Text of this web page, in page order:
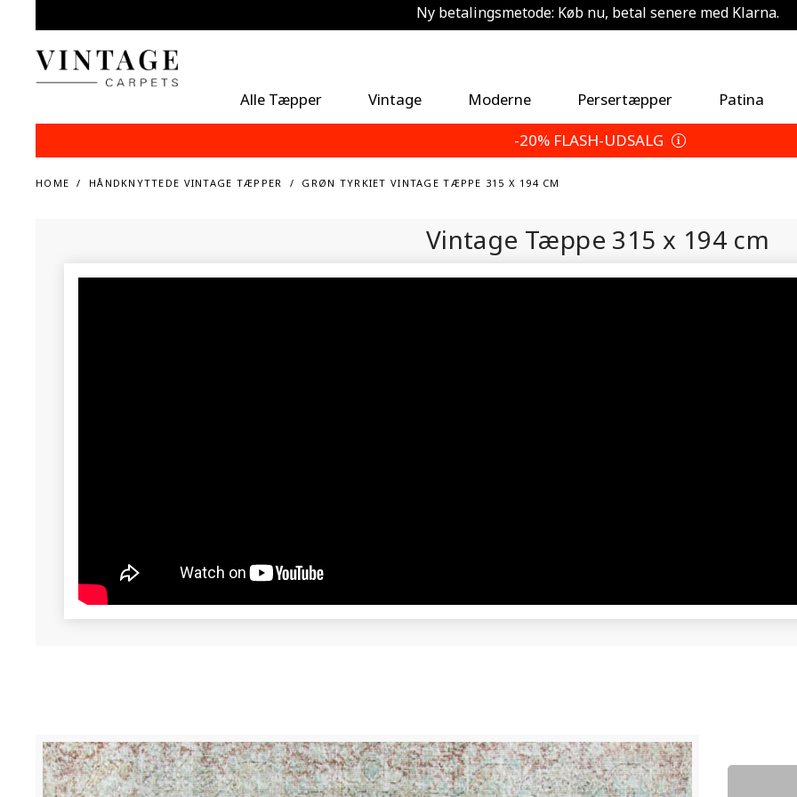
Spar 5 % ekstra — Vælg dine returbetingelser
Ny betalingsmetode: Køb nu, betal senere med Klarna.
Alle Tæpper Vintage Moderne Persertæpper Patina
-20% FLASH-UDSALG
HOME HÅNDKNYTTEDE VINTAGE TÆPPER GRØN TYRKIET VINTAGE TÆPPE 315 X 194 CM
Vintage Tæppe 315 x 194 cm